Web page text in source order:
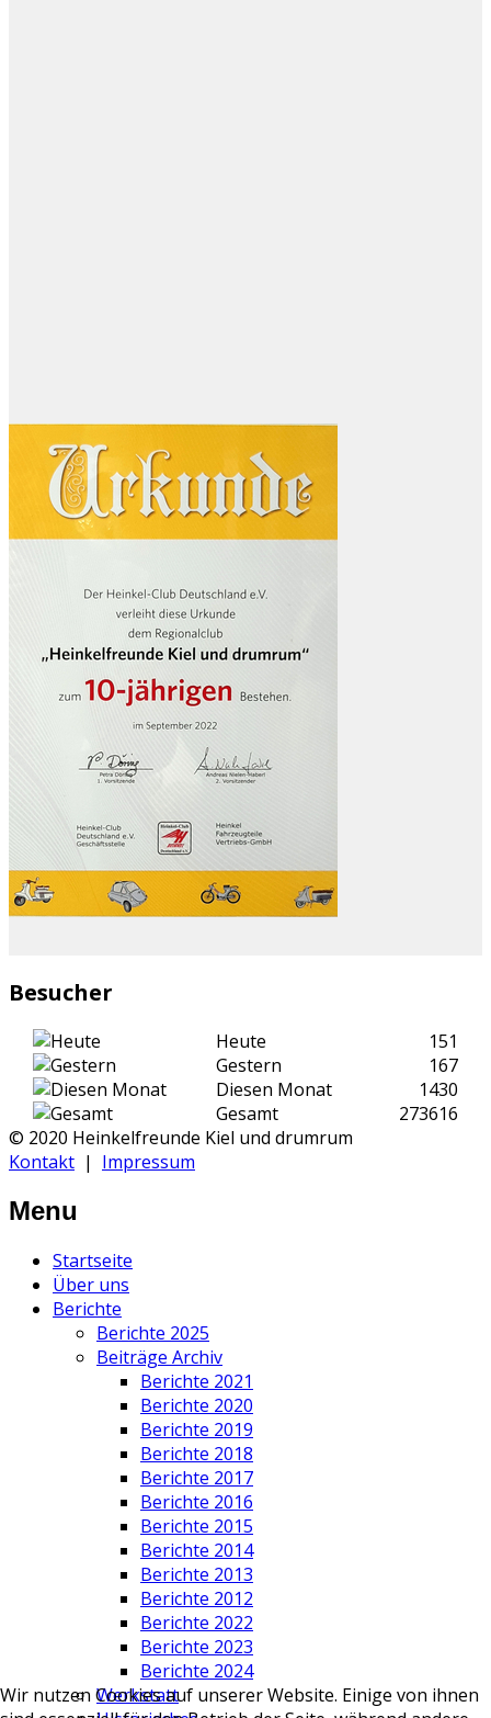
Besucher
Heute
151
Gestern
167
Diesen Monat
1430
Gesamt
273616
© 2020 Heinkelfreunde Kiel und drumrum
Kontakt | Impressum
Menu
Startseite
Über uns
Berichte
Berichte 2025
Beiträge Archiv
Berichte 2021
Berichte 2020
Berichte 2019
Berichte 2018
Berichte 2017
Berichte 2016
Berichte 2015
Berichte 2014
Berichte 2013
Berichte 2012
Berichte 2022
Berichte 2023
Berichte 2024
Werkstatt
Wir nutzen Cookies auf unserer Website. Einige von ihnen